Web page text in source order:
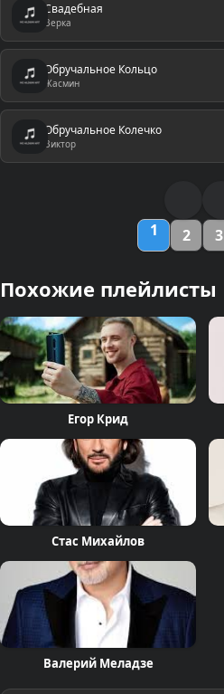
Свадебная
Верка
Обручальное Кольцо
Жасмин
Обручальное Колечко
Виктор
1 2 3
Похожие плейлисты
Егор Крид
Стас Михайлов
Валерий Меладзе